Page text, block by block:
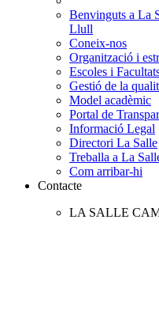
Benvinguts a La
Llull
Coneix-nos
Organització i
Escoles i
Gestió de la
Model acadèmic
Portal de
Informació Legal
Directori La Salle
Treballa a La
Com arribar-hi
Contacte
LA SALLE